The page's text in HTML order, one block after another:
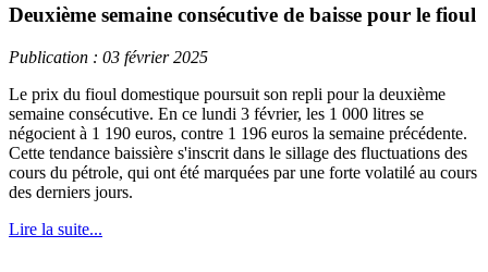
Deuxième semaine consécutive de baisse pour le fioul
Publication : 03 février 2025
Le prix du fioul domestique poursuit son repli pour la deuxième
semaine consécutive. En ce lundi 3 février, les 1 000 litres se
négocient à 1 190 euros, contre 1 196 euros la semaine précédente.
Cette tendance baissière s'inscrit dans le sillage des fluctuations des
cours du pétrole, qui ont été marquées par une forte volatilé au cours
des derniers jours.
Lire la suite...